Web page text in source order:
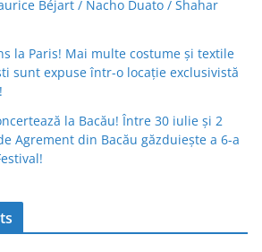
Béjart / Nacho Duato / Shahar
la Paris! Mai multe costume și textile
sunt expuse într-o locație exclusivistă
la Bacău! Între 30 iulie și 2
Agrement din Bacău găzduiește a 6-a